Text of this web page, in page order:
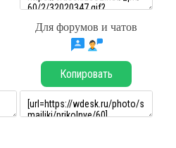
Для форумов и чатов
Копировать